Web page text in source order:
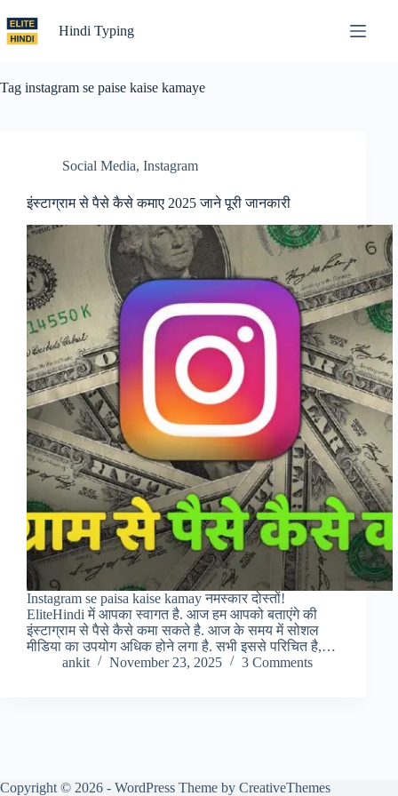
to
content
Hindi Typing
Tag instagram se paise kaise kamaye
Social Media, Instagram
इंस्टाग्राम से पैसे कैसे कमाए 2025 जाने पूरी जानकारी
Instagram se paisa kaise kamay नमस्कार दोस्तों!
EliteHindi में आपका स्वागत है. आज हम आपको बताएंगे की
इंस्टाग्राम से पैसे कैसे कमा सकते है. आज के समय में सोशल
मीडिया का उपयोग अधिक होने लगा है. सभी इससे परिचित है,…
ankit
November 23, 2025 3 Comments
Copyright © 2026 - WordPress Theme by CreativeThemes